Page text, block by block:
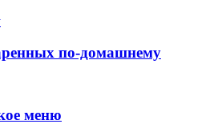
по-домашнему
меню